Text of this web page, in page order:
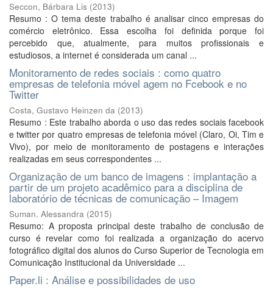
Seccon, Bárbara Lis (2013)
Resumo : O tema deste trabalho é analisar cinco empresas do
comércio eletrônico. Essa escolha foi definida porque foi
percebido que, atualmente, para muitos profissionais e
estudiosos, a internet é considerada um canal ...
Monitoramento de redes sociais : como quatro
empresas de telefonia móvel agem no Fcebook e no
Twitter
Costa, Gustavo Heinzen da (2013)
Resumo : Este trabalho aborda o uso das redes sociais facebook
e twitter por quatro empresas de telefonia móvel (Claro, Oi, Tim e
Vivo), por meio de monitoramento de postagens e interações
realizadas em seus correspondentes ...
Organização de um banco de imagens : implantação a
partir de um projeto acadêmico para a disciplina de
laboratório de técnicas de comunicação – Imagem
Suman. Alessandra (2015)
Resumo: A proposta principal deste trabalho de conclusão de
curso é revelar como foi realizada a organização do acervo
fotográfico digital dos alunos do Curso Superior de Tecnologia em
Comunicação Institucional da Universidade ...
Paper.li : Análise e possibilidades de uso